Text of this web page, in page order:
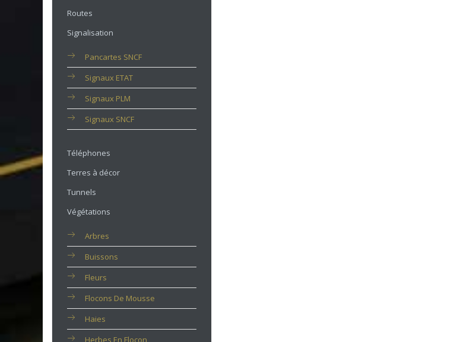
Routes
Signalisation
Pancartes SNCF
Signaux ETAT
Signaux PLM
Signaux SNCF
Téléphones
Terres à décor
Tunnels
Végétations
Arbres
Buissons
Fleurs
Flocons De Mousse
Haies
Herbes En Flocon